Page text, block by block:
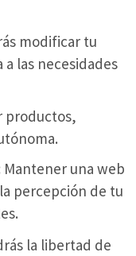
modificar tu
las necesidades
productos,
Mantener una web
percepción de tu
la libertad de